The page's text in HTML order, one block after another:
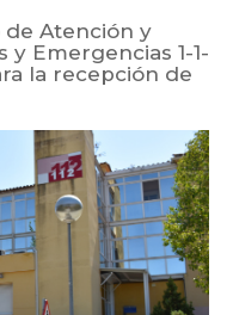
de Atención y
Emergencias 1-1-
la recepción de